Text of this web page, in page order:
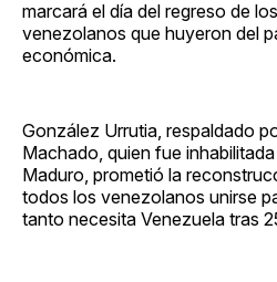
marcará el día del regreso de
venezolanos que huyeron del
económica.
González Urrutia, respaldado
Machado, quien fue
Maduro, prometió la
todos los venezolanos unirse
tanto necesita Venezuela tras